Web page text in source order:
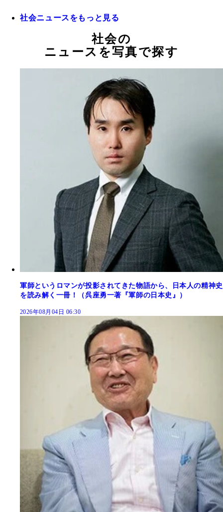
社会ニュースをもっと見る
社会の
ニュースを写真で探す
軍師というロマンが投影されてきた物語から、日本人の精神史
を読み解く一冊！（呉座勇一著『軍師の日本史』）
2026年08月04日 06:30